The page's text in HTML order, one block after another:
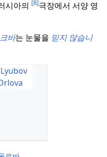
시아의 [8]극장에서 서양 영
바는 눈물을 믿지 않습니